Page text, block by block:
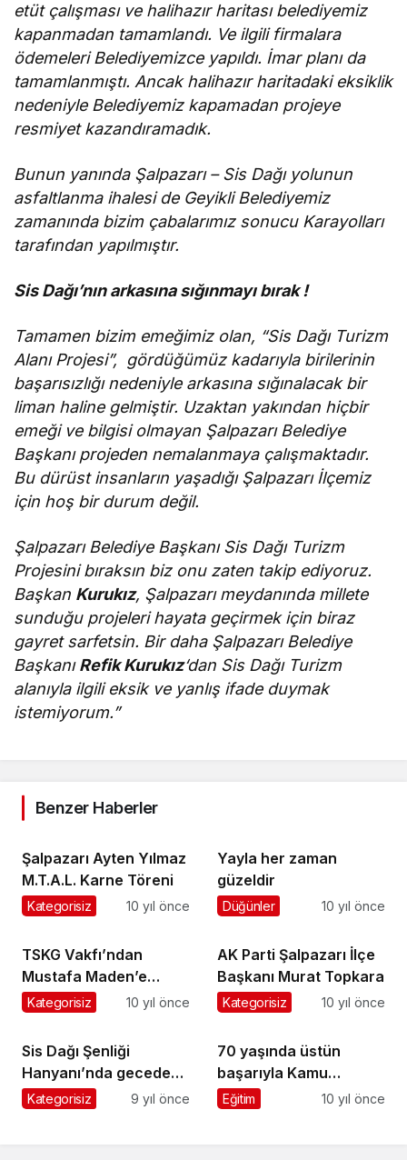
etüt çalışması ve halihazır haritası belediyemiz
kapanmadan tamamlandı. Ve ilgili firmalara
ödemeleri Belediyemizce yapıldı. İmar planı da
tamamlanmıştı. Ancak halihazır haritadaki eksiklik
nedeniyle Belediyemiz kapamadan projeye
resmiyet kazandıramadık.
Bunun yanında Şalpazarı – Sis Dağı yolunun
asfaltlanma ihalesi de Geyikli Belediyemiz
zamanında bizim çabalarımız sonucu Karayolları
tarafından yapılmıştır.
Sis Dağı’nın arkasına sığınmayı bırak !
Tamamen bizim emeğimiz olan, “Sis Dağı Turizm
Alanı Projesi”, gördüğümüz kadarıyla birilerinin
başarısızlığı nedeniyle arkasına sığınalacak bir
liman haline gelmiştir. Uzaktan yakından hiçbir
emeği ve bilgisi olmayan Şalpazarı Belediye
Başkanı projeden nemalanmaya çalışmaktadır.
Bu dürüst insanların yaşadığı Şalpazarı İlçemiz
için hoş bir durum değil.
Şalpazarı Belediye Başkanı Sis Dağı Turizm
Projesini bıraksın biz onu zaten takip ediyoruz.
Başkan Kurukız, Şalpazarı meydanında millete
sunduğu projeleri hayata geçirmek için biraz
gayret sarfetsin. Bir daha Şalpazarı Belediye
BaşkanıRefik Kurukız‘dan Sis Dağı Turizm
alanıyla ilgili eksik ve yanlış ifade duymak
istemiyorum.”
Benzer Haberler
Şalpazarı Ayten Yılmaz
M.T.A.L. Karne Töreni
Kategorisiz 10 yıl önce
Yayla her zaman
güzeldir
Düğünler 10 yıl önce
TSKG Vakfı’ndan
Mustafa Maden’e
Gümüş Madalya verildi
Kategorisiz 10 yıl önce
AK Parti Şalpazarı İlçe
Başkanı Murat Topkara
Kategorisiz 10 yıl önce
Sis Dağı Şenliği
Hanyanı’nda geceden
başladı
Kategorisiz 9 yıl önce
70 yaşında üstün
başarıyla Kamu
Yönetimini bitirdi
Eğitim 10 yıl önce